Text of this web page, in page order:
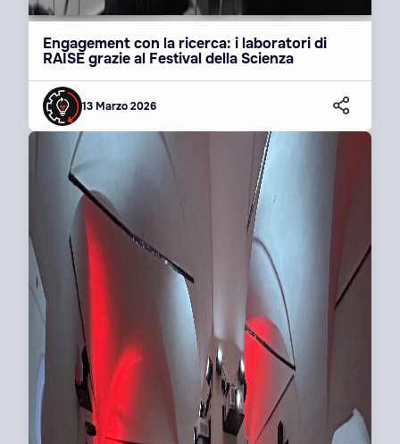
Engagement con la ricerca: i laboratori di
RAISE grazie al Festival della Scienza
13 Marzo 2026